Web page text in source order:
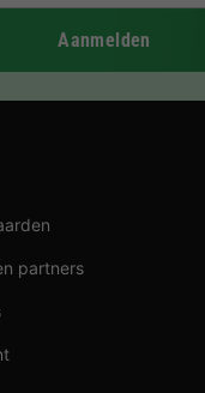
Aanmelden
partners